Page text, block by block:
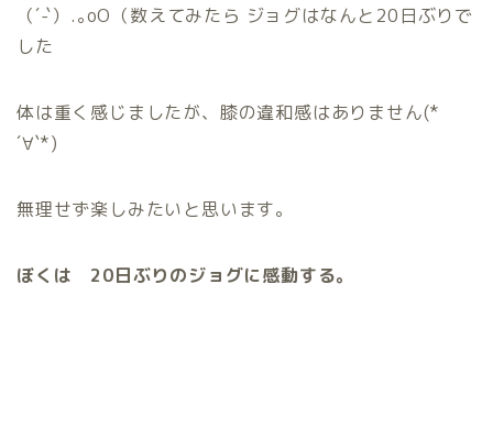
（´-`）.｡oO（数えてみたら ジョグはなんと20日ぶりで
した
体は重く感じましたが、膝の違和感はありません(*
´∀`*)
無理せず楽しみたいと思います。
ぼくは 20日ぶりのジョグに感動する。